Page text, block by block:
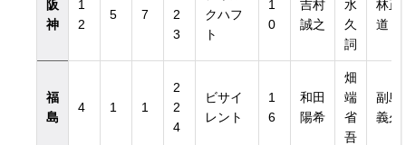
阪
神
1
2
5 7
2
3
クハフ
ト
1
0
吉村
誠之
水
久
詞
林正
道
福
島
4 1 1
2
2
4
ビサイ
レント
1
6
和田
陽希
畑
端
省
吾
副島
義久